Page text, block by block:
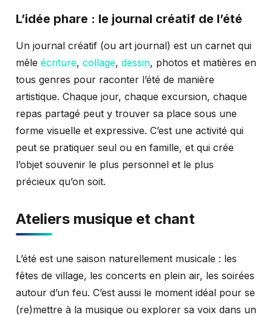
L’idée phare : le journal créatif de l’été
Un journal créatif (ou art journal) est un carnet qui
mêle écriture, collage, dessin, photos et matières en
tous genres pour raconter l’été de manière
artistique. Chaque jour, chaque excursion, chaque
repas partagé peut y trouver sa place sous une
forme visuelle et expressive. C’est une activité qui
peut se pratiquer seul ou en famille, et qui crée
l’objet souvenir le plus personnel et le plus
précieux qu’on soit.
Ateliers musique et chant
L’été est une saison naturellement musicale : les
fêtes de village, les concerts en plein air, les soirées
autour d’un feu. C’est aussi le moment idéal pour se
(re)mettre à la musique ou explorer sa voix dans un